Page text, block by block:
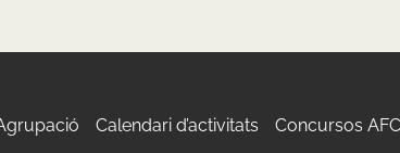
Agrupació Calendari d’activitats Concursos AFC